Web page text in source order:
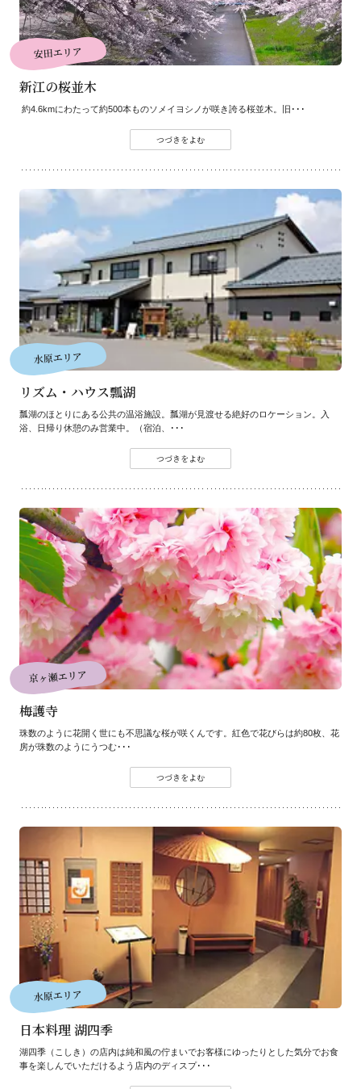
安田エリア
新江の桜並木
約4.6kmにわたって約500本ものソメイヨシノが咲き誇る桜並木。旧･･･
つづきをよむ
水原エリア
リズム・ハウス瓢湖
瓢湖のほとりにある公共の温浴施設。瓢湖が見渡せる絶好のロケーション。入
浴、日帰り休憩のみ営業中。（宿泊、･･･
つづきをよむ
京ヶ瀬エリア
梅護寺
珠数のように花開く世にも不思議な桜が咲くんです。紅色で花びらは約80枚、花
房が珠数のようにうつむ･･･
つづきをよむ
水原エリア
日本料理 湖四季
湖四季（こしき）の店内は純和風の佇まいでお客様にゆったりとした気分でお食
事を楽しんでいただけるよう店内のディスプ･･･